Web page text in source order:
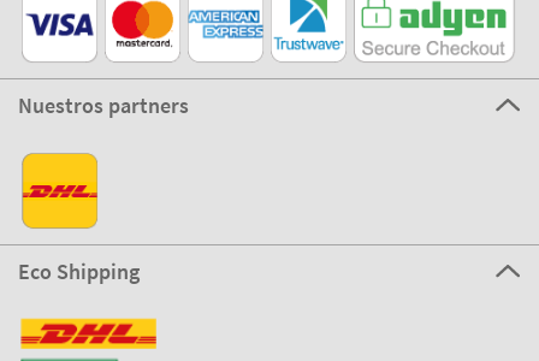
Nuestros partners
Eco Shipping